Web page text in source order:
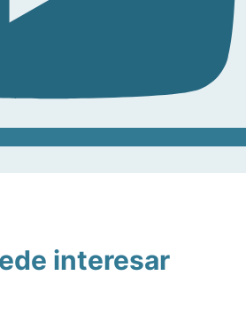
interesar